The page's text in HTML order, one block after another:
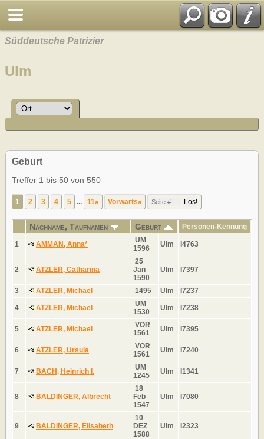
Süddeutsche Patrizier
Ulm
Geburt
Treffer 1 bis 50 von 550
1 2 3 4 5 ... 11» Vorwärts»
Nachname, Taufnamen Geburt Personen-Kennung
1 AMMAN, Anna*
UM
1596
Ulm I4763
2 ATZLER, Catharina
25
Jan
1590
Ulm I7397
3 ATZLER, Michael 1495 Ulm I7237
4 ATZLER, Michael
UM
1530
Ulm I7238
5 ATZLER, Michael
VOR
1561
Ulm I7395
6 ATZLER, Ursula
VOR
1561
Ulm I7240
7 BACH, Heinrich I.
UM
1245
Ulm I1341
8 BALDINGER, Albrecht
18
Feb
1547
Ulm I7080
9 BALDINGER, Elisabeth
10
DEZ
1588
Ulm I2323